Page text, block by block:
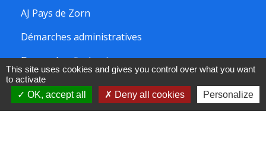
AJ Pays de Zorn
Démarches administratives
Demandes d'urbanisme
Plan Local d'Urbanisme
Intercommunal PLUI
This site uses cookies and gives you control over what you want
to activate
OK, accept all
Deny all cookies Personalize